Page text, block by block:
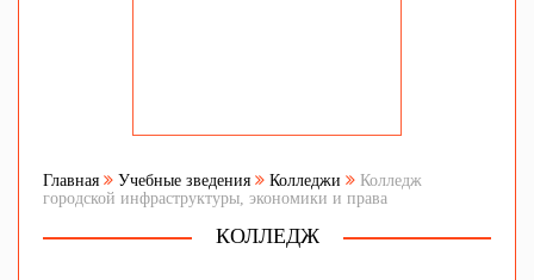
Главная Учебные зведения Колледжи
Колледж
городской инфраструктуры, экономики и права
КОЛЛЕДЖ